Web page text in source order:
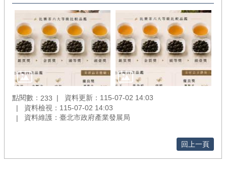
系
點閱數： 233
資料更新：115-07-02 14:03
資料檢視：115-07-02 14:03
資料維護：臺北市政府產業發展局
回上一頁